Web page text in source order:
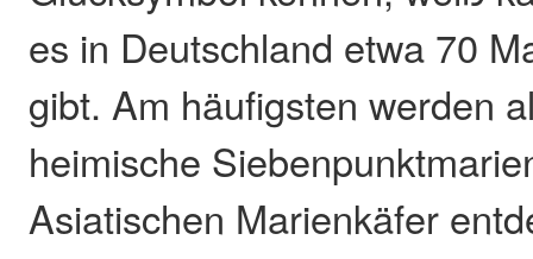
es in Deutschland etwa 70
gibt. Am häufigsten werden
heimische
Asiatischen Marienkäfer